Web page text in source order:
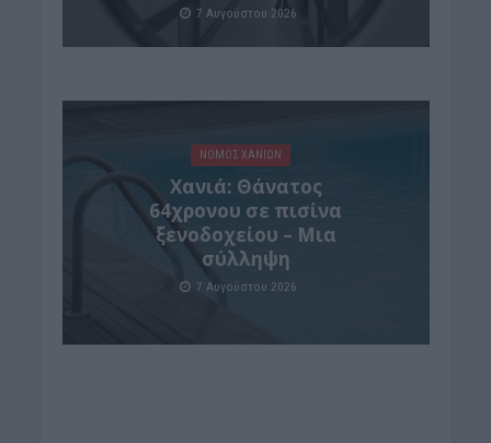
7 Αυγούστου 2026
ΝΟΜΌΣ ΧΑΝΊΩΝ
Χανιά: Θάνατος
64χρονου σε πισίνα
ξενοδοχείου – Μια
σύλληψη
7 Αυγούστου 2026